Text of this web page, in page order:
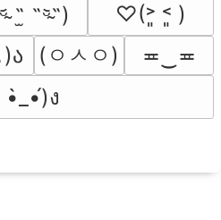
˶̫ ˶ᵕ̴᷅˵)
♡(˃͈ ˂͈ )
(ㅇㅅㅇ)
≖‿≖
•̀_•́)ง